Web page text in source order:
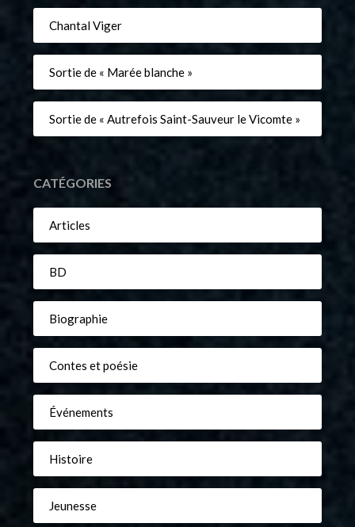
Chantal Viger
Sortie de « Marée blanche »
Sortie de « Autrefois Saint-Sauveur le Vicomte »
CATÉGORIES
Articles
BD
Biographie
Contes et poésie
Événements
Histoire
Jeunesse